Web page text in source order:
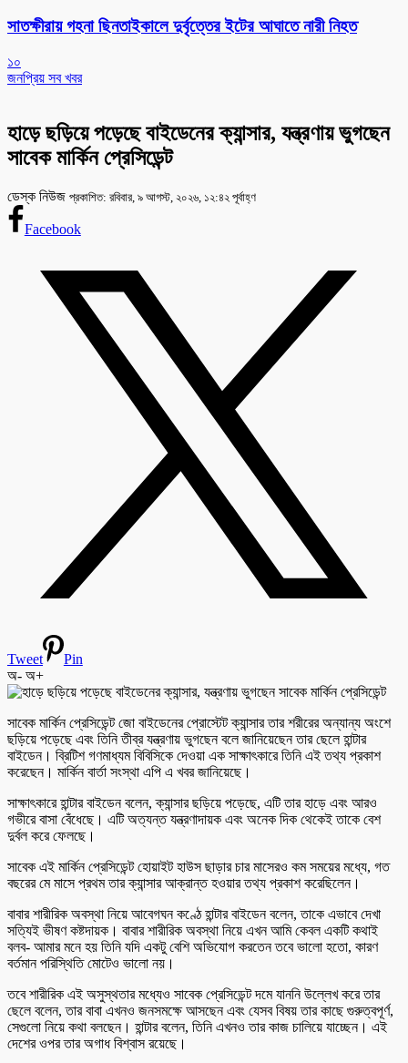
সাতক্ষীরায় গহনা ছিনতাইকালে দুর্বৃত্তের ইটের আঘাতে নারী নিহত
১০
জনপ্রিয় সব খবর
হাড়ে ছড়িয়ে পড়েছে বাইডেনের ক্যান্সার, যন্ত্রণায় ভুগছেন
সাবেক মার্কিন প্রেসিডেন্ট
ডেস্ক নিউজ প্রকাশিত: রবিবার, ৯ আগস্ট, ২০২৬, ১২:৪২ পূর্বাহ্ণ
Facebook
Tweet
Pin
অ- অ+
সাবেক মার্কিন প্রেসিডেন্ট জো বাইডেনের প্রোস্টেট ক্যান্সার তার শরীরের অন্যান্য অংশে
ছড়িয়ে পড়েছে এবং তিনি তীব্র যন্ত্রণায় ভুগছেন বলে জানিয়েছেন তার ছেলে হান্টার
বাইডেন। ব্রিটিশ গণমাধ্যম বিবিসিকে দেওয়া এক সাক্ষাৎকারে তিনি এই তথ্য প্রকাশ
করেছেন। মার্কিন বার্তা সংস্থা এপি এ খবর জানিয়েছে।
সাক্ষাৎকারে হান্টার বাইডেন বলেন, ক্যান্সার ছড়িয়ে পড়েছে, এটি তার হাড়ে এবং আরও
গভীরে বাসা বেঁধেছে। এটি অত্যন্ত যন্ত্রণাদায়ক এবং অনেক দিক থেকেই তাকে বেশ
দুর্বল করে ফেলছে।
সাবেক এই মার্কিন প্রেসিডেন্ট হোয়াইট হাউস ছাড়ার চার মাসেরও কম সময়ের মধ্যে, গত
বছরের মে মাসে প্রথম তার ক্যান্সার আক্রান্ত হওয়ার তথ্য প্রকাশ করেছিলেন।
বাবার শারীরিক অবস্থা নিয়ে আবেগঘন কণ্ঠে হান্টার বাইডেন বলেন, তাকে এভাবে দেখা
সত্যিই ভীষণ কষ্টদায়ক। বাবার শারীরিক অবস্থা নিয়ে এখন আমি কেবল একটি কথাই
বলব- আমার মনে হয় তিনি যদি একটু বেশি অভিযোগ করতেন তবে ভালো হতো, কারণ
বর্তমান পরিস্থিতি মোটেও ভালো নয়।
তবে শারীরিক এই অসুস্থতার মধ্যেও সাবেক প্রেসিডেন্ট দমে যাননি উল্লেখ করে তার
ছেলে বলেন, তার বাবা এখনও জনসমক্ষে আসছেন এবং যেসব বিষয় তার কাছে গুরুত্বপূর্ণ,
সেগুলো নিয়ে কথা বলছেন। হান্টার বলেন, তিনি এখনও তার কাজ চালিয়ে যাচ্ছেন। এই
দেশের ওপর তার অগাধ বিশ্বাস রয়েছে।